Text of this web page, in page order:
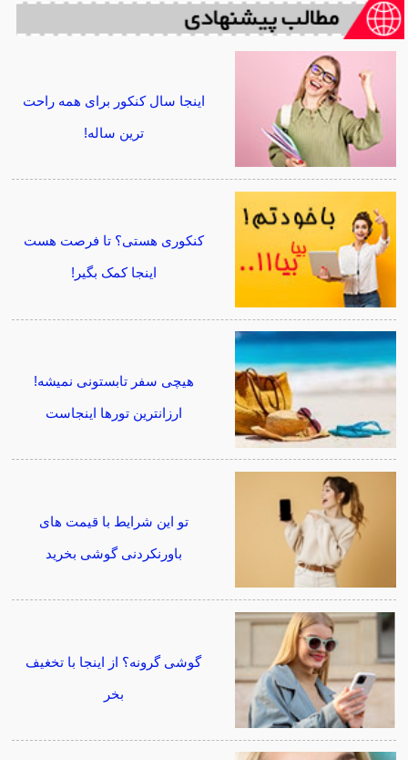
اینجا سال کنکور برای همه راحت
ترین ساله!
کنکوری هستی؟ تا فرصت هست
اینجا کمک بگیر!
هیچی سفر تابستونی نمیشه!
ارزانترین تورها اینجاست
تو این شرایط با قیمت های
باورنکردنی گوشی بخرید
گوشی گرونه؟ از اینجا با تخغیف
بخر